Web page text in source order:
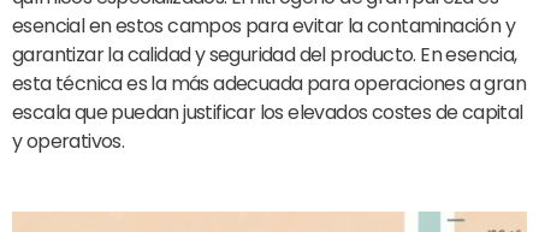
esencial en estos campos para evitar la contaminación y
garantizar la calidad y seguridad del producto. En esencia,
esta técnica es la más adecuada para operaciones a gran
escala que puedan justificar los elevados costes de capital
y operativos.